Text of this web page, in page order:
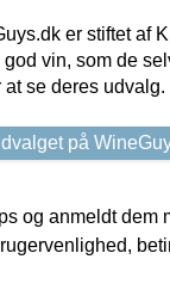
er stiftet af
god vin, som de
at se deres udvalg.
på
og anmeldt dem